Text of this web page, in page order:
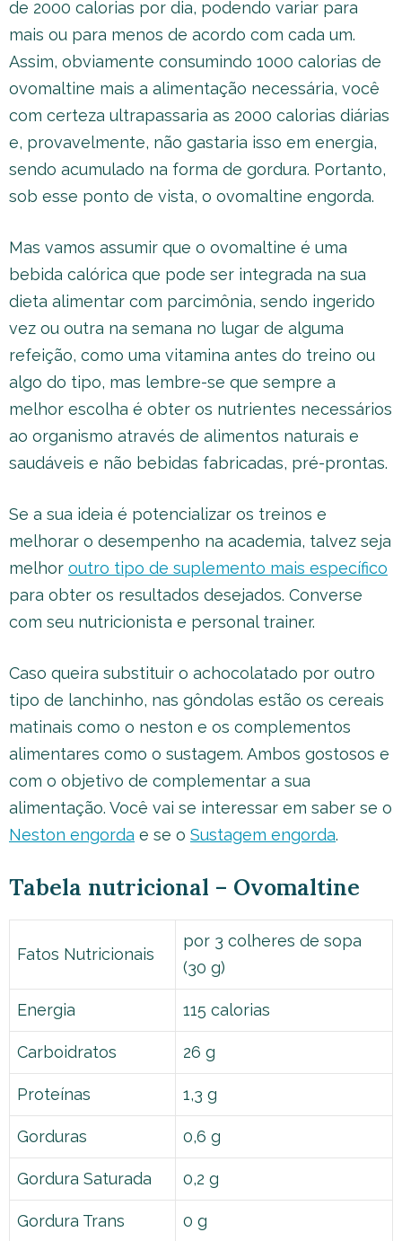
de 2000 calorias por dia, podendo variar para
mais ou para menos de acordo com cada um.
Assim, obviamente consumindo 1000 calorias de
ovomaltine mais a alimentação necessária, você
com certeza ultrapassaria as 2000 calorias diárias
e, provavelmente, não gastaria isso em energia,
sendo acumulado na forma de gordura. Portanto,
sob esse ponto de vista, o ovomaltine engorda.
Mas vamos assumir que o ovomaltine é uma
bebida calórica que pode ser integrada na sua
dieta alimentar com parcimônia, sendo ingerido
vez ou outra na semana no lugar de alguma
refeição, como uma vitamina antes do treino ou
algo do tipo, mas lembre-se que sempre a
melhor escolha é obter os nutrientes necessários
ao organismo através de alimentos naturais e
saudáveis e não bebidas fabricadas, pré-prontas.
Se a sua ideia é potencializar os treinos e
melhorar o desempenho na academia, talvez seja
melhor outro tipo de suplemento mais específico
para obter os resultados desejados. Converse
com seu nutricionista e personal trainer.
Caso queira substituir o achocolatado por outro
tipo de lanchinho, nas gôndolas estão os cereais
matinais como o neston e os complementos
alimentares como o sustagem. Ambos gostosos e
com o objetivo de complementar a sua
alimentação. Você vai se interessar em saber se o
Neston engorda e se o Sustagem engorda.
Tabela nutricional – Ovomaltine
Fatos Nutricionais
por 3 colheres de sopa
(30 g)
Energia 115 calorias
Carboidratos 26 g
Proteínas 1,3 g
Gorduras 0,6 g
Gordura Saturada 0,2 g
Gordura Trans 0 g